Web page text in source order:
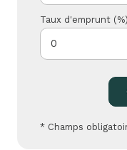
Taux d'emprunt
* Champs